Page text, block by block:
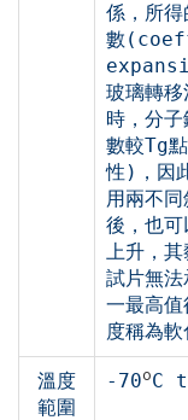
係，所
數
玻璃轉
時，分
數較Tg
性)，因
用兩不
後，也
上升，
試片無
一最高值
度稱為
溫度
範圍
-70oC